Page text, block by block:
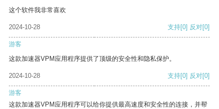
这个软件我非常喜欢
2024-10-28 支持[0] 反对[0]
游客
这款加速器VPM应用程序提供了顶级的安全性和隐私保护。
2024-10-28 支持[0] 反对[0]
游客
这款加速器VPM应用程序可以给你提供最高速度和安全性的连接，并帮